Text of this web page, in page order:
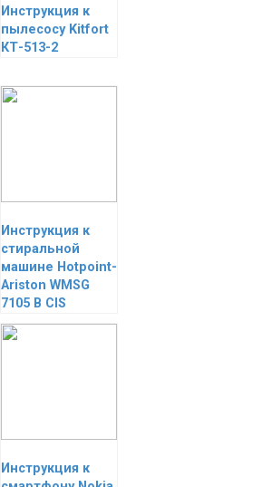
Инструкция к
пылесосу Kitfort
КТ-513-2
Инструкция к
стиральной
машине Hotpoint-
Ariston WMSG
7105 B CIS
Инструкция к